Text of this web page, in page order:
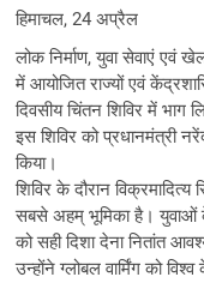
हिमाचल, 24 अप्रैल
लोक निर्माण, युवा सेवाएं एवं
में आयोजित राज्यों एवं
दिवसीय चिंतन शिविर में भाग
इस शिविर को प्रधानमंत्री
किया।
शिविर के दौरान
सबसे अहम् भूमिका है। युवाओं
को सही दिशा देना नितांत
उन्होंने ग्लोबल वार्मिंग को